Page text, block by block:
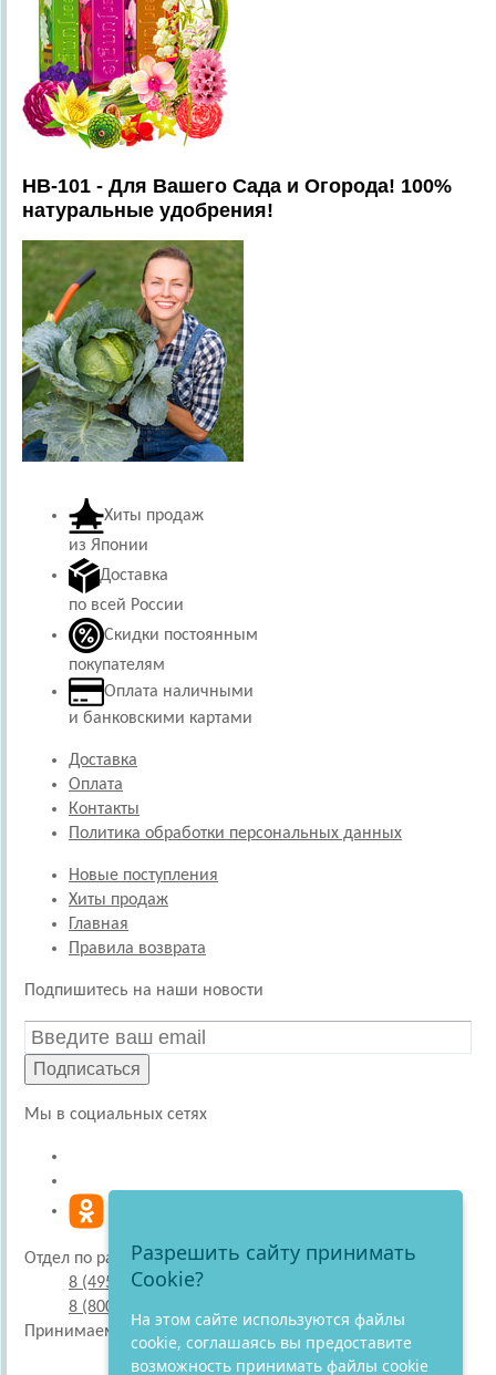
HB-101 - Для Вашего Сада и Огорода! 100%
натуральные удобрения!
Хиты продаж
из Японии
Доставка
по всей России
Скидки постоянным
покупателям
Оплата наличными
и банковскими картами
Доставка
Оплата
Контакты
Политика обработки персональных данных
Новые поступления
Хиты продаж
Главная
Правила возврата
Подпишитесь на наши новости
Подписаться
Мы в социальных сетях
Отдел по работе с покупателями
8 (495) 220-51-30
8 (800) 707-27-19
Принимаем к оплате
Разрешить сайту принимать
Cookie?
На этом сайте используются файлы
cookie, соглашаясь вы предоставите
возможность принимать файлы cookie